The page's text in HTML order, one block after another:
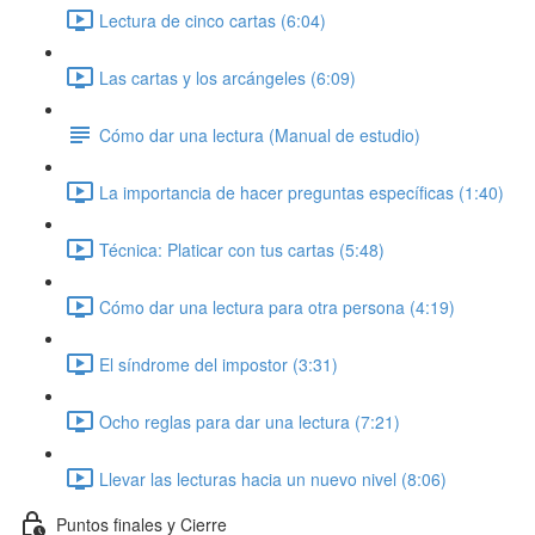
Lectura de cinco cartas (6:04)
Las cartas y los arcángeles (6:09)
Cómo dar una lectura (Manual de estudio)
La importancia de hacer preguntas específicas (1:40)
Técnica: Platicar con tus cartas (5:48)
Cómo dar una lectura para otra persona (4:19)
El síndrome del impostor (3:31)
Ocho reglas para dar una lectura (7:21)
Llevar las lecturas hacia un nuevo nivel (8:06)
Puntos finales y Cierre